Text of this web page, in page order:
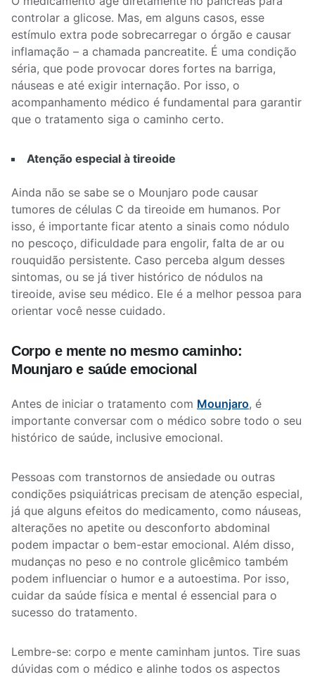
controlar a glicose. Mas, em alguns casos, esse
estímulo extra pode sobrecarregar o órgão e causar
inflamação – a chamada pancreatite. É uma condição
séria, que pode provocar dores fortes na barriga,
náuseas e até exigir internação. Por isso, o
acompanhamento médico é fundamental para garantir
que o tratamento siga o caminho certo.
Atenção especial à tireoide
Ainda não se sabe se o Mounjaro pode causar
tumores de células C da tireoide em humanos. Por
isso, é importante ficar atento a sinais como nódulo
no pescoço, dificuldade para engolir, falta de ar ou
rouquidão persistente. Caso perceba algum desses
sintomas, ou se já tiver histórico de nódulos na
tireoide, avise seu médico. Ele é a melhor pessoa para
orientar você nesse cuidado.
Corpo e mente no mesmo caminho:
Mounjaro e saúde emocional
Antes de iniciar o tratamento com Mounjaro, é
importante conversar com o médico sobre todo o seu
histórico de saúde, inclusive emocional.
Pessoas com transtornos de ansiedade ou outras
condições psiquiátricas precisam de atenção especial,
já que alguns efeitos do medicamento, como náuseas,
alterações no apetite ou desconforto abdominal
podem impactar o bem-estar emocional. Além disso,
mudanças no peso e no controle glicêmico também
podem influenciar o humor e a autoestima. Por isso,
cuidar da saúde física e mental é essencial para o
sucesso do tratamento.
Lembre-se: corpo e mente caminham juntos. Tire suas
dúvidas com o médico e alinhe todos os aspectos